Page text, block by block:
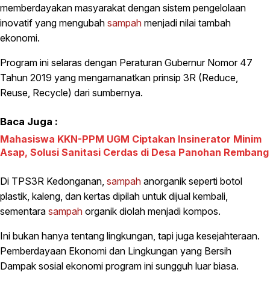
memberdayakan masyarakat dengan sistem pengelolaan
inovatif yang mengubah sampah menjadi nilai tambah
ekonomi.
Program ini selaras dengan Peraturan Gubernur Nomor 47
Tahun 2019 yang mengamanatkan prinsip 3R (Reduce,
Reuse, Recycle) dari sumbernya.
Baca Juga :
Mahasiswa KKN-PPM UGM Ciptakan Insinerator Minim
Asap, Solusi Sanitasi Cerdas di Desa Panohan Rembang
Di TPS3R Kedonganan, sampah anorganik seperti botol
plastik, kaleng, dan kertas dipilah untuk dijual kembali,
sementara sampah organik diolah menjadi kompos.
Ini bukan hanya tentang lingkungan, tapi juga kesejahteraan.
Pemberdayaan Ekonomi dan Lingkungan yang Bersih
Dampak sosial ekonomi program ini sungguh luar biasa.